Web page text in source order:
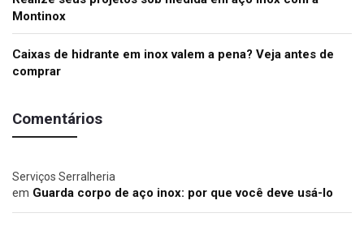
Montinox
Caixas de hidrante em inox valem a pena? Veja antes de
comprar
Comentários
Serviços Serralheria
em Guarda corpo de aço inox: por que você deve usá-lo